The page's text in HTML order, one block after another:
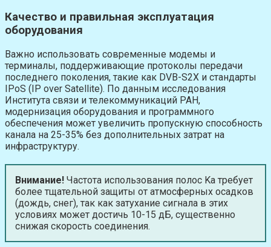
Качество и правильная эксплуатация
оборудования
Важно использовать современные модемы и
терминалы, поддерживающие протоколы передачи
последнего поколения, такие как DVB-S2X и стандарты
IPoS (IP over Satellite). По данным исследования
Института связи и телекоммуникаций РАН,
модернизация оборудования и программного
обеспечения может увеличить пропускную способность
канала на 25-35% без дополнительных затрат на
инфраструктуру.
Внимание! Частота использования полос Ka требует
более тщательной защиты от атмосферных осадков
(дождь, снег), так как затухание сигнала в этих
условиях может достичь 10-15 дБ, существенно
снижая скорость соединения.